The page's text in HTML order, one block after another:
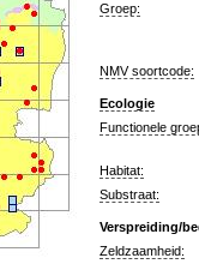
Groep:
NMV soortcode:
Ecologie
Functionele
Habitat:
Substraat:
Verspreiding/
Zeldzaamheid: